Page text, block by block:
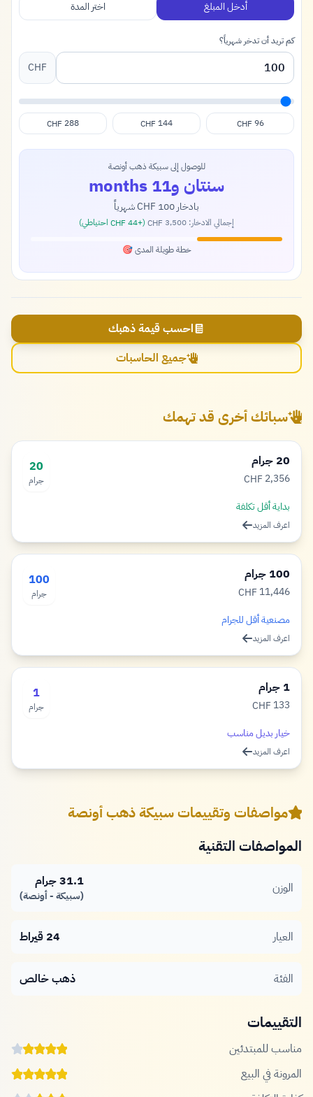
أدخل المبلغ اختر المدة
كم تريد أن تدخر شهرياً؟
CHF
96
CHF
144
CHF
288
CHF
للوصول إلى سبيكة ذهب أونصة
سنتان و11 months
بادخار100
CHFشهرياً
إجمالي الادخار: 3,500
CHF
(+
44
CHF احتياطي)
خطة طويلة المدى 🎯
احسب قيمة ذهبك
جميع الحاسبات
سبائك أخرى قد تهمك
20 جرام
2,356 فرنك
CHF
20
جرام
بداية أقل تكلفة
اعرف المزيد
100 جرام
11,446 فرنك
CHF
100
جرام
مصنعية أقل للجرام
اعرف المزيد
1 جرام
133 فرنك
CHF
1
جرام
خيار بديل مناسب
اعرف المزيد
مواصفات وتقييمات سبيكة ذهب أونصة
المواصفات التقنية
الوزن 31.1 جرام
(سبيكة - أونصة)
العيار 24 قيراط
الفئة ذهب خالص
التقييمات
مناسب للمبتدئين
المرونة في البيع